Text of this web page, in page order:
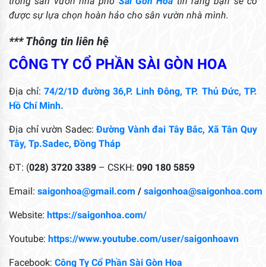
được sự lựa chọn hoàn hảo cho sân vườn nhà mình.
*** Thông tin liên hệ
CÔNG TY CỔ PHẦN SÀI GÒN HOA
Địa chỉ:74/2/1D đường 36,P. Linh Đông, TP. Thủ Đức, TP.
Hồ Chí Minh.
Địa chỉ vườn Sadec:Đường Vành đai Tây Bắc, Xã Tân Quy
Tây, Tp.Sadec, Đồng Tháp
ĐT: (028) 3720 3389 – CSKH: 090 180 5859
Email: saigonhoa@gmail.com / saigonhoa@saigonhoa.com
Website: https://saigonhoa.com/
Youtube: https://www.youtube.com/user/saigonhoavn
Facebook: Công Ty Cổ Phần Sài Gòn Hoa